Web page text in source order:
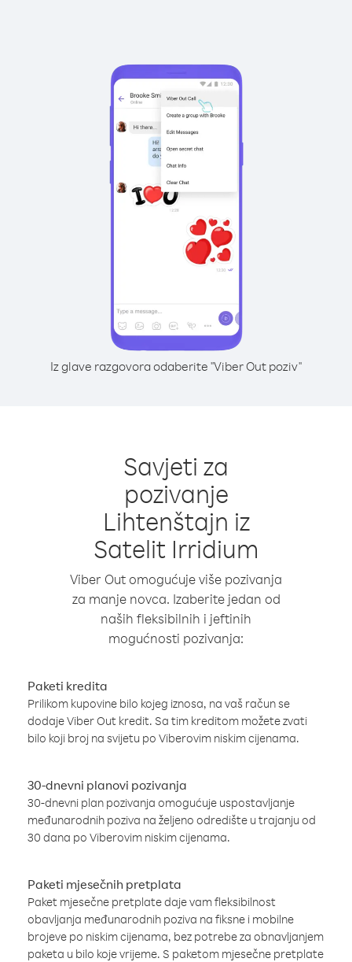
Iz glave razgovora odaberite "Viber Out poziv"
Savjeti za
pozivanje
Lihtenštajn iz
Satelit Irridium
Viber Out omogućuje više pozivanja
za manje novca. Izaberite jedan od
naših fleksibilnih i jeftinih
mogućnosti pozivanja:
Paketi kredita
Prilikom kupovine bilo kojeg iznosa, na vaš račun se
dodaje Viber Out kredit. Sa tim kreditom možete zvati
bilo koji broj na svijetu po Viberovim niskim cijenama.
30-dnevni planovi pozivanja
30-dnevni plan pozivanja omogućuje uspostavljanje
međunarodnih poziva na željeno odredište u trajanju od
30 dana po Viberovim niskim cijenama.
Paketi mjesečnih pretplata
Paket mjesečne pretplate daje vam fleksibilnost
obavljanja međunarodnih poziva na fiksne i mobilne
brojeve po niskim cijenama, bez potrebe za obnavljanjem
paketa u bilo koje vrijeme. S paketom mjesečne pretplate